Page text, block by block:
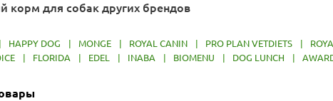
корм для собак других брендов
HAPPY DOG MONGE ROYAL CANIN PRO PLAN VETDIETS
FLORIDA EDEL INABA BIOMENU DOG LUNCH